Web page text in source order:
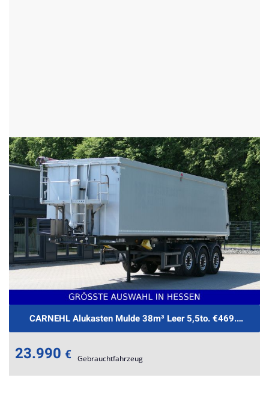
CARNEHL Alukasten Mulde 38m³ Leer 5,5to. €469.-
23.990 € Gebrauchtfahrzeug